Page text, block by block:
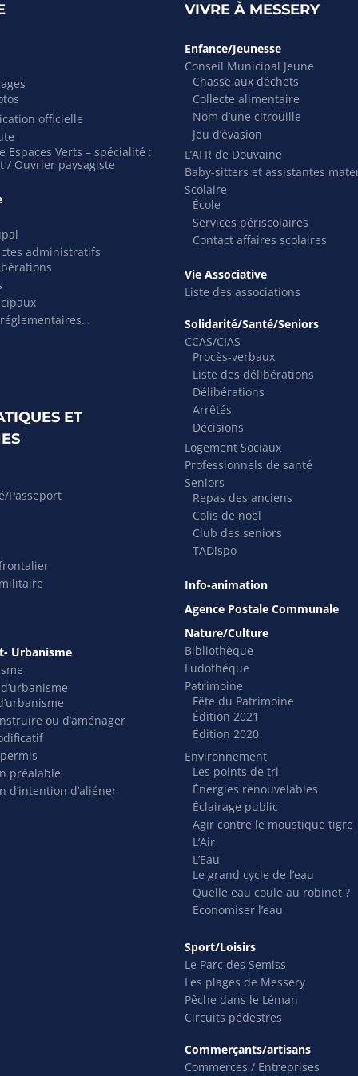
officielle
Espaces Verts – spécialité :
/ Ouvrier paysagiste
administratifs
ET
Passeport
Urbanisme
ou d’aménager
préalable
d’intention d’aliéner
VIVRE À MESSERY
Enfance/Jeunesse
Conseil Municipal Jeune
Chasse aux déchets
Collecte alimentaire
Nom d’une citrouille
Jeu d’évasion
L’AFR de Douvaine
Baby-sitters et assistantes
Scolaire
École
Services périscolaires
Contact affaires scolaires
Vie Associative
Liste des associations
Solidarité/Santé/Seniors
CCAS/CIAS
Procès-verbaux
Liste des délibérations
Délibérations
Arrêtés
Décisions
Logement Sociaux
Professionnels de santé
Seniors
Repas des anciens
Colis de noël
Club des seniors
TADispo
Info-animation
Agence Postale Communale
Nature/Culture
Bibliothèque
Ludothèque
Patrimoine
Fête du Patrimoine
Édition 2021
Édition 2020
Environnement
Les points de tri
Énergies renouvelables
Éclairage public
Agir contre le moustique tigre
L’Air
L’Eau
Le grand cycle de l’eau
Quelle eau coule au robinet ?
Économiser l’eau
Sport/Loisirs
Le Parc des Semiss
Les plages de Messery
Pêche dans le Léman
Circuits pédestres
Commerçants/artisans
Commerces / Entreprises